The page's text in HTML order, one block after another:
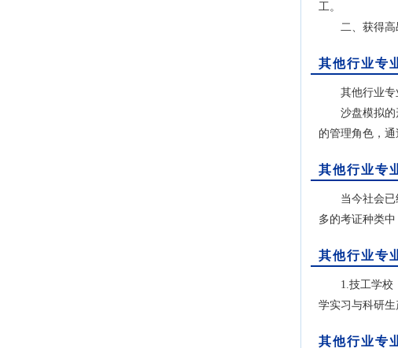
工。
二、获得高昂
其他行业专
其他行业专
沙盘模拟的形
的管理角色，
其他行业专
当今社会已经
多的考证种类
其他行业专
1.技工学校 技
学实习与科研
其他行业专